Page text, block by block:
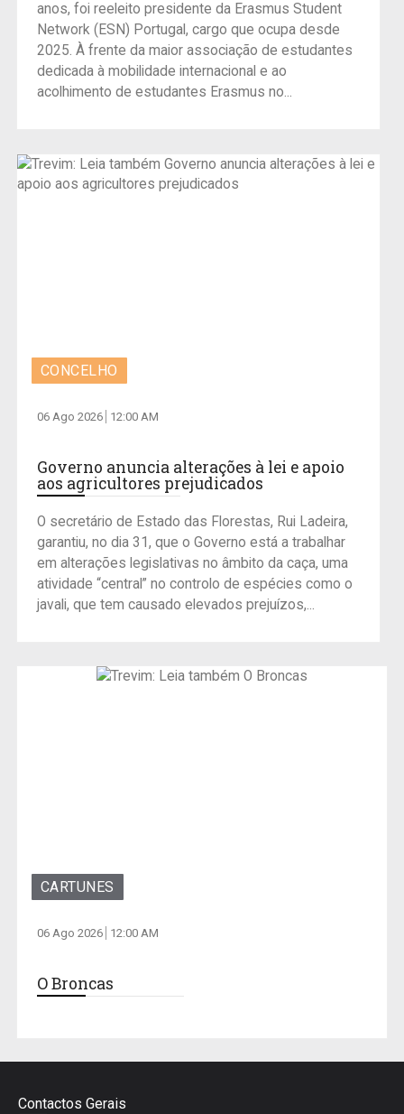
anos, foi reeleito presidente da Erasmus Student
Network (ESN) Portugal, cargo que ocupa desde
2025. À frente da maior associação de estudantes
dedicada à mobilidade internacional e ao
acolhimento de estudantes Erasmus no...
CONCELHO
06 Ago 2026 12:00 AM
Governo anuncia alterações à lei e apoio
aos agricultores prejudicados
O secretário de Estado das Florestas, Rui Ladeira,
garantiu, no dia 31, que o Governo está a trabalhar
em alterações legislativas no âmbito da caça, uma
atividade “central” no controlo de espécies como o
javali, que tem causado elevados prejuízos,...
CARTUNES
06 Ago 2026 12:00 AM
O Broncas
Contactos Gerais